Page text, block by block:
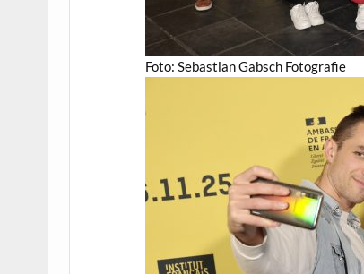
Foto: Sebastian Gabsch Fotografie